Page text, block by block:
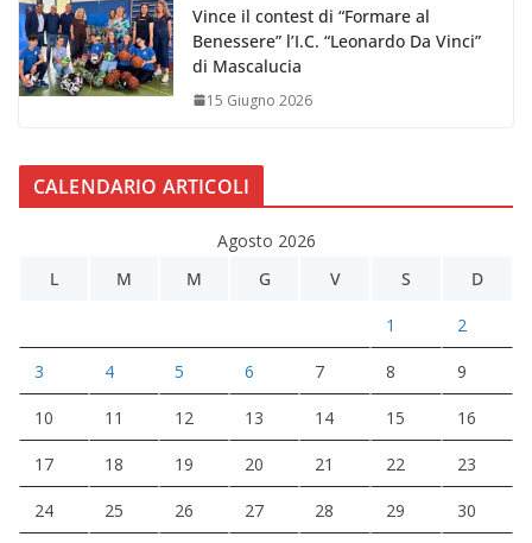
Vince il contest di “Formare al
Benessere” l’I.C. “Leonardo Da Vinci”
di Mascalucia
15 Giugno 2026
CALENDARIO ARTICOLI
Agosto 2026
L
M M G V S D
1 2
3 4 5 6 7 8 9
10 11 12 13 14 15 16
17 18 19 20 21 22 23
24 25 26 27 28 29 30